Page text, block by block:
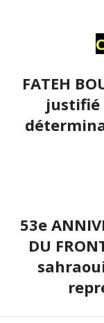
FATEH
justifié
53e
DU